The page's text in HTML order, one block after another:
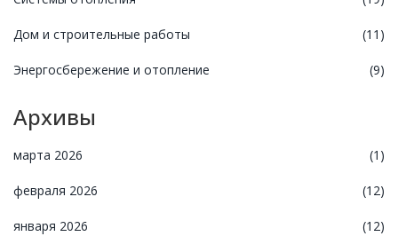
Дом и строительные работы (11)
Энергосбережение и отопление (9)
Архивы
марта 2026 (1)
февраля 2026 (12)
января 2026 (12)